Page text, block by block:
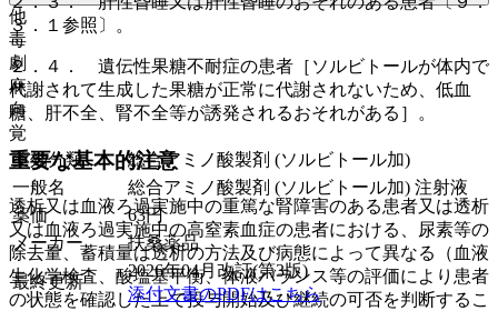
３．１参照〕。
２．４． 遺伝性果糖不耐症の患者［ソルビトールが体内で
代謝されて生成した果糖が正常に代謝されないため、低血
糖、肝不全、腎不全等が誘発されるおそれがある］。
重要な基本的注意
透析又は血液ろ過実施中の重篤な腎障害のある患者又は透析
又は血液ろ過実施中の高窒素血症の患者における、尿素等の
除去量、蓄積量は透析の方法及び病態によって異なる（血液
生化学検査、酸塩基平衡、体液バランス等の評価により患者
の状態を確認した上で投与開始及び継続の可否を判断するこ
他
毒
劇
麻
向
覚
薬効分類
総合アミノ酸製剤 (ソルビトール加)
一般名
総合アミノ酸製剤 (ソルビトール加) 注射液
薬価
63円
メーカー
扶桑薬品
最終更新
2026年04月改訂(第3版)
添付文書のPDFはこちら